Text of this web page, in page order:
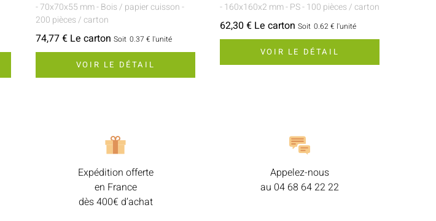
- 70x70x55 mm- Bois / papier cuisson-
200 pièces / carton
74,77 € Le carton Soit 0.37 € l'unité
VOIR LE DÉTAIL
- 160x160x2 mm- PS- 100 pièces / carton
62,30 € Le carton Soit 0.62 € l'unité
VOIR LE DÉTAIL
Expédition offerte
en France
dès 400€ d’achat
Appelez-nous
au 04 68 64 22 22